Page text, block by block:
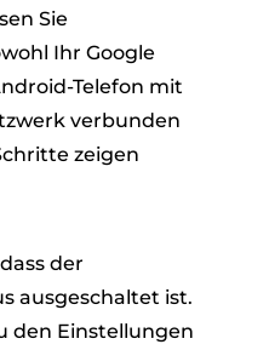
Sie
Ihr Google
Telefon mit
verbunden
zeigen
der
ausgeschaltet ist.
den Einstellungen